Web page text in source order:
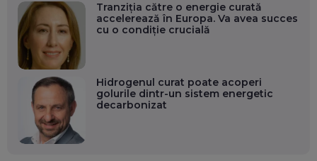
Tranziția către o energie curată
accelerează în Europa. Va avea succes
cu o condiție crucială
Hidrogenul curat poate acoperi
golurile dintr-un sistem energetic
decarbonizat